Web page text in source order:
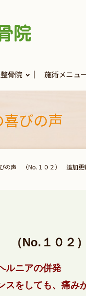
骨院 施術メニュ
喜びの声
の声 （No.１０２） 追加更
（No.１０２
ルニアの併発
スをしても、痛み